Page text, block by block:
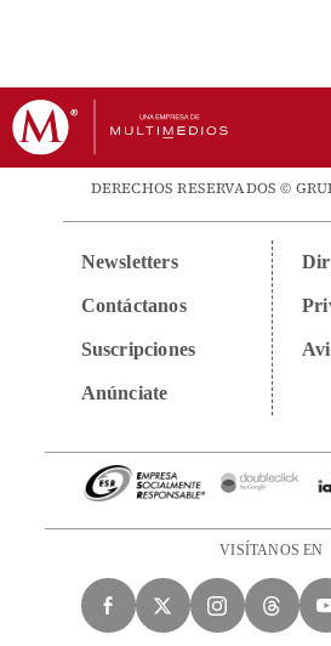
DERECHOS RESERVADOS ©
Newsletters
Contáctanos
Suscripciones
Anúnciate
VISÍTANOS EN